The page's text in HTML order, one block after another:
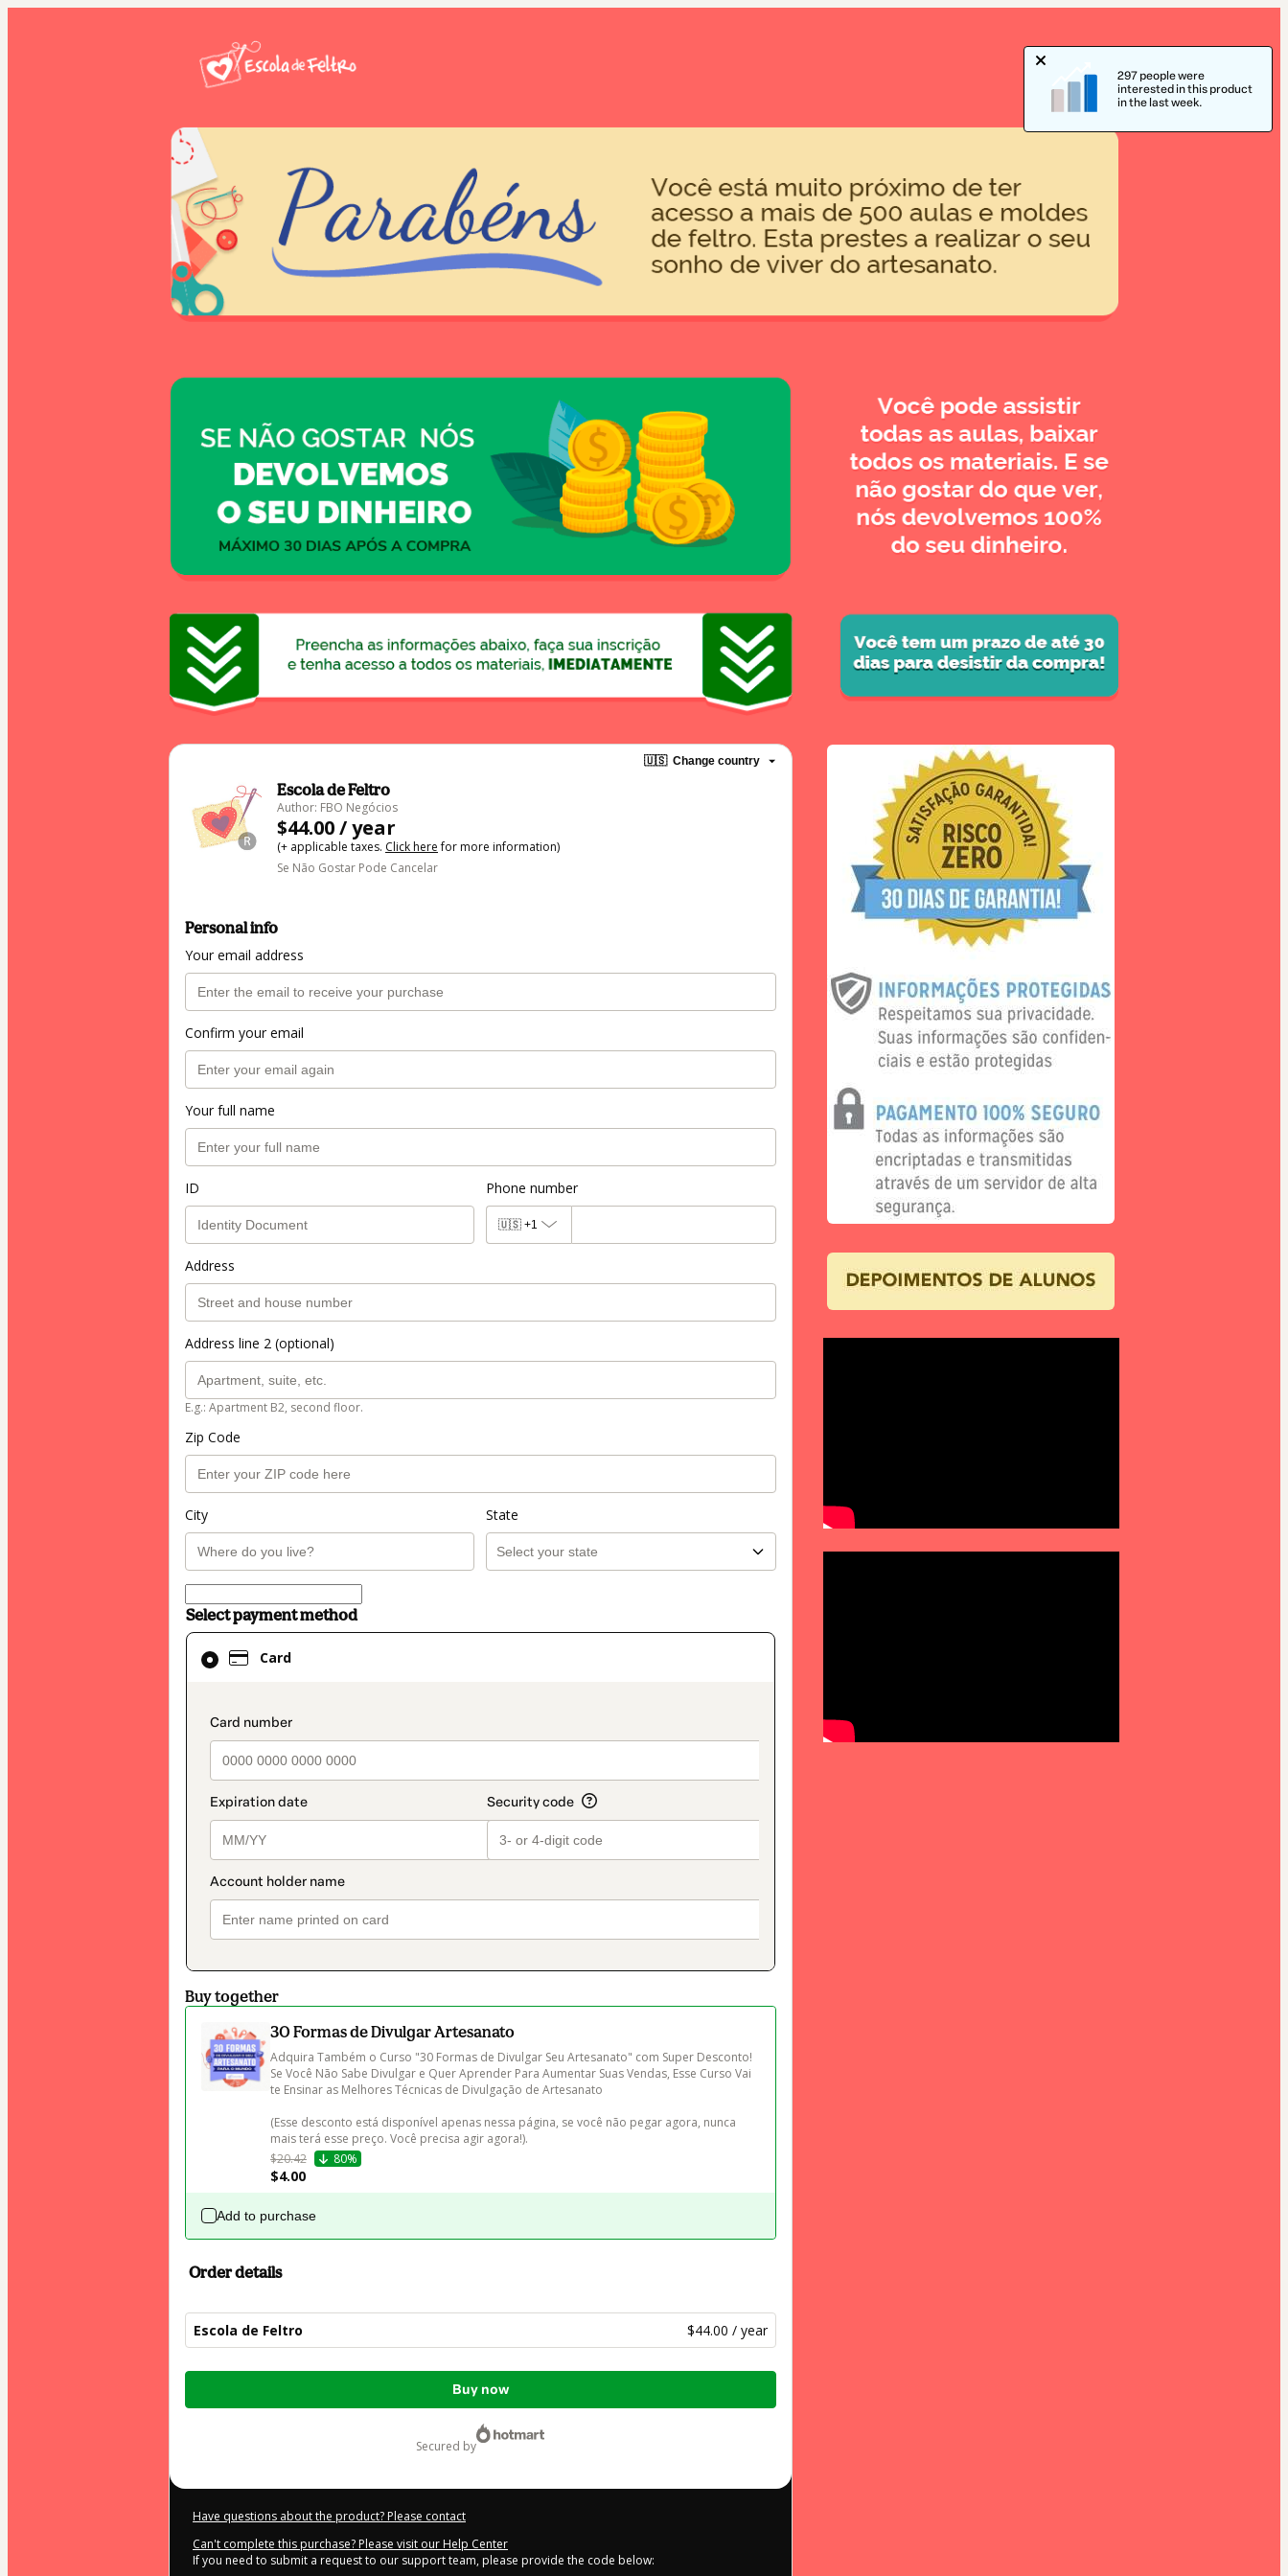
🇺🇸 Change country
Escola de Feltro
Author: FBO Negócios
$44.00 / year
(+ applicable taxes. Click herefor more information)
Se Não Gostar Pode Cancelar
Personal info
Your email address
Confirm your email
Your full name
ID Phone number
🇺🇸 +1
Address
Address line 2 (optional)
E.g.: Apartment B2, second floor.
Zip Code
City State
Select payment method
Card
payment_data.section_title_v2
Card
selected
method
Buy together
30 Formas de Divulgar Artesanato
Adquira Também o Curso "30 Formas de Divulgar Seu Artesanato" com Super Desconto!
Se Você Não Sabe Divulgar e Quer Aprender Para Aumentar Suas Vendas, Esse Curso Vai
te Ensinar as Melhores Técnicas de Divulgação de Artesanato
(Esse desconto está disponível apenas nessa página, se você não pegar agora, nunca
mais terá esse preço. Você precisa agir agora!).
$20.42
80%
$4.00
Add to purchase
Order details
Escola de Feltro $44.00 / year
Total
Buy now
secured by
Have questions about the product? Please contact
Can't complete this purchase? Please visit our Help Center
If you need to submit a request to our support team, please provide the code below:
297 people were
interested in this product
in the last week.